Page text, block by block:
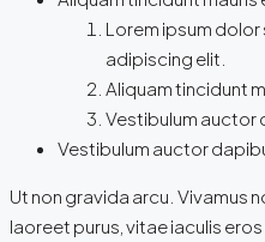
Lorem ipsum
adipiscing elit.
Aliquam tincidunt
Vestibulum auctor
Vestibulum auctor
Ut non gravida arcu. Vivamus
laoreet purus, vitae iaculis